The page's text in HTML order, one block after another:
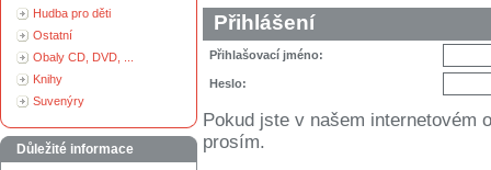
Hudba pro děti
Ostatní
Obaly CD, DVD, ...
Knihy
Suvenýry
Důležité informace
Přihlášení
Přihlašovací jméno:
Heslo:
Pokud jste v našem internetovém
prosím.